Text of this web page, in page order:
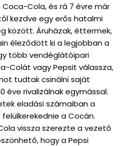
Coca-Cola, és rá 7 évre már
kezdve egy erős hatalmi
között. Áruházak, éttermek,
éleződött ki a legjobban a
több vendéglátóipari
Colát vagy Pepsit válassza,
tudtak csinálni saját
éve rivalizálnak egymással.
eladási számaiban a
a Cocán.
vissza szerezte a vezető
hogy a Pepsi